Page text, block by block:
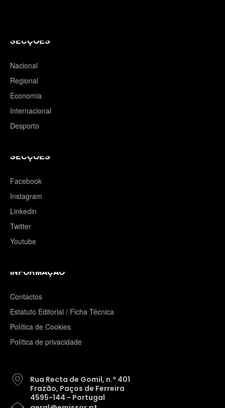
SECÇÕES
Nacional
Regional
Economia
Internacional
Desporto
SECÇÕES
Facebook
Instagram
Linkedin
Twitter
Youtube
INFORMAÇÃO
Contactos
Estatuto Editorial / Ficha Técnica
Política de Cookies
Política de privacidade
Rua Recta de Gomil, n.º 401
Frazão, Paços de Ferreira
4595-144 - Portugal